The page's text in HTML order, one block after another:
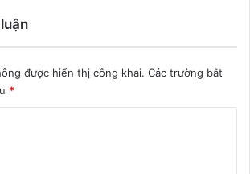
được hiển thị công khai. Các trường bắt
*